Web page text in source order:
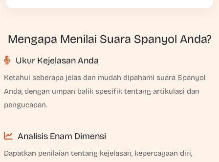
Mengapa Menilai Suara Spanyol Anda?
Ukur Kejelasan Anda
Ketahui seberapa jelas dan mudah dipahami suara Spanyol
Anda, dengan umpan balik spesifik tentang artikulasi dan
pengucapan.
Analisis Enam Dimensi
Dapatkan penilaian tentang kejelasan, kepercayaan diri,